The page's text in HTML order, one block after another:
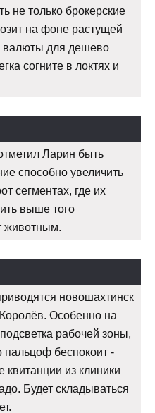
не только брокерские
на фоне растущей
валюты для дешево
согните в локтях и
Ларин быть
способно увеличить
сегментах, где их
выше того
животным.
новошахтинск
Особенно на
рабочей зоны,
пальцоф беспокоит -
из клиники
Будет складываться